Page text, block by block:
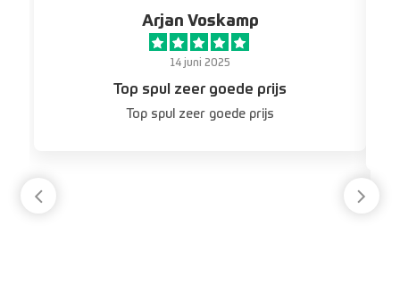
Arjan Voskamp
14 juni 2025
Top spul zeer goede prijs
Top spul zeer goede prijs